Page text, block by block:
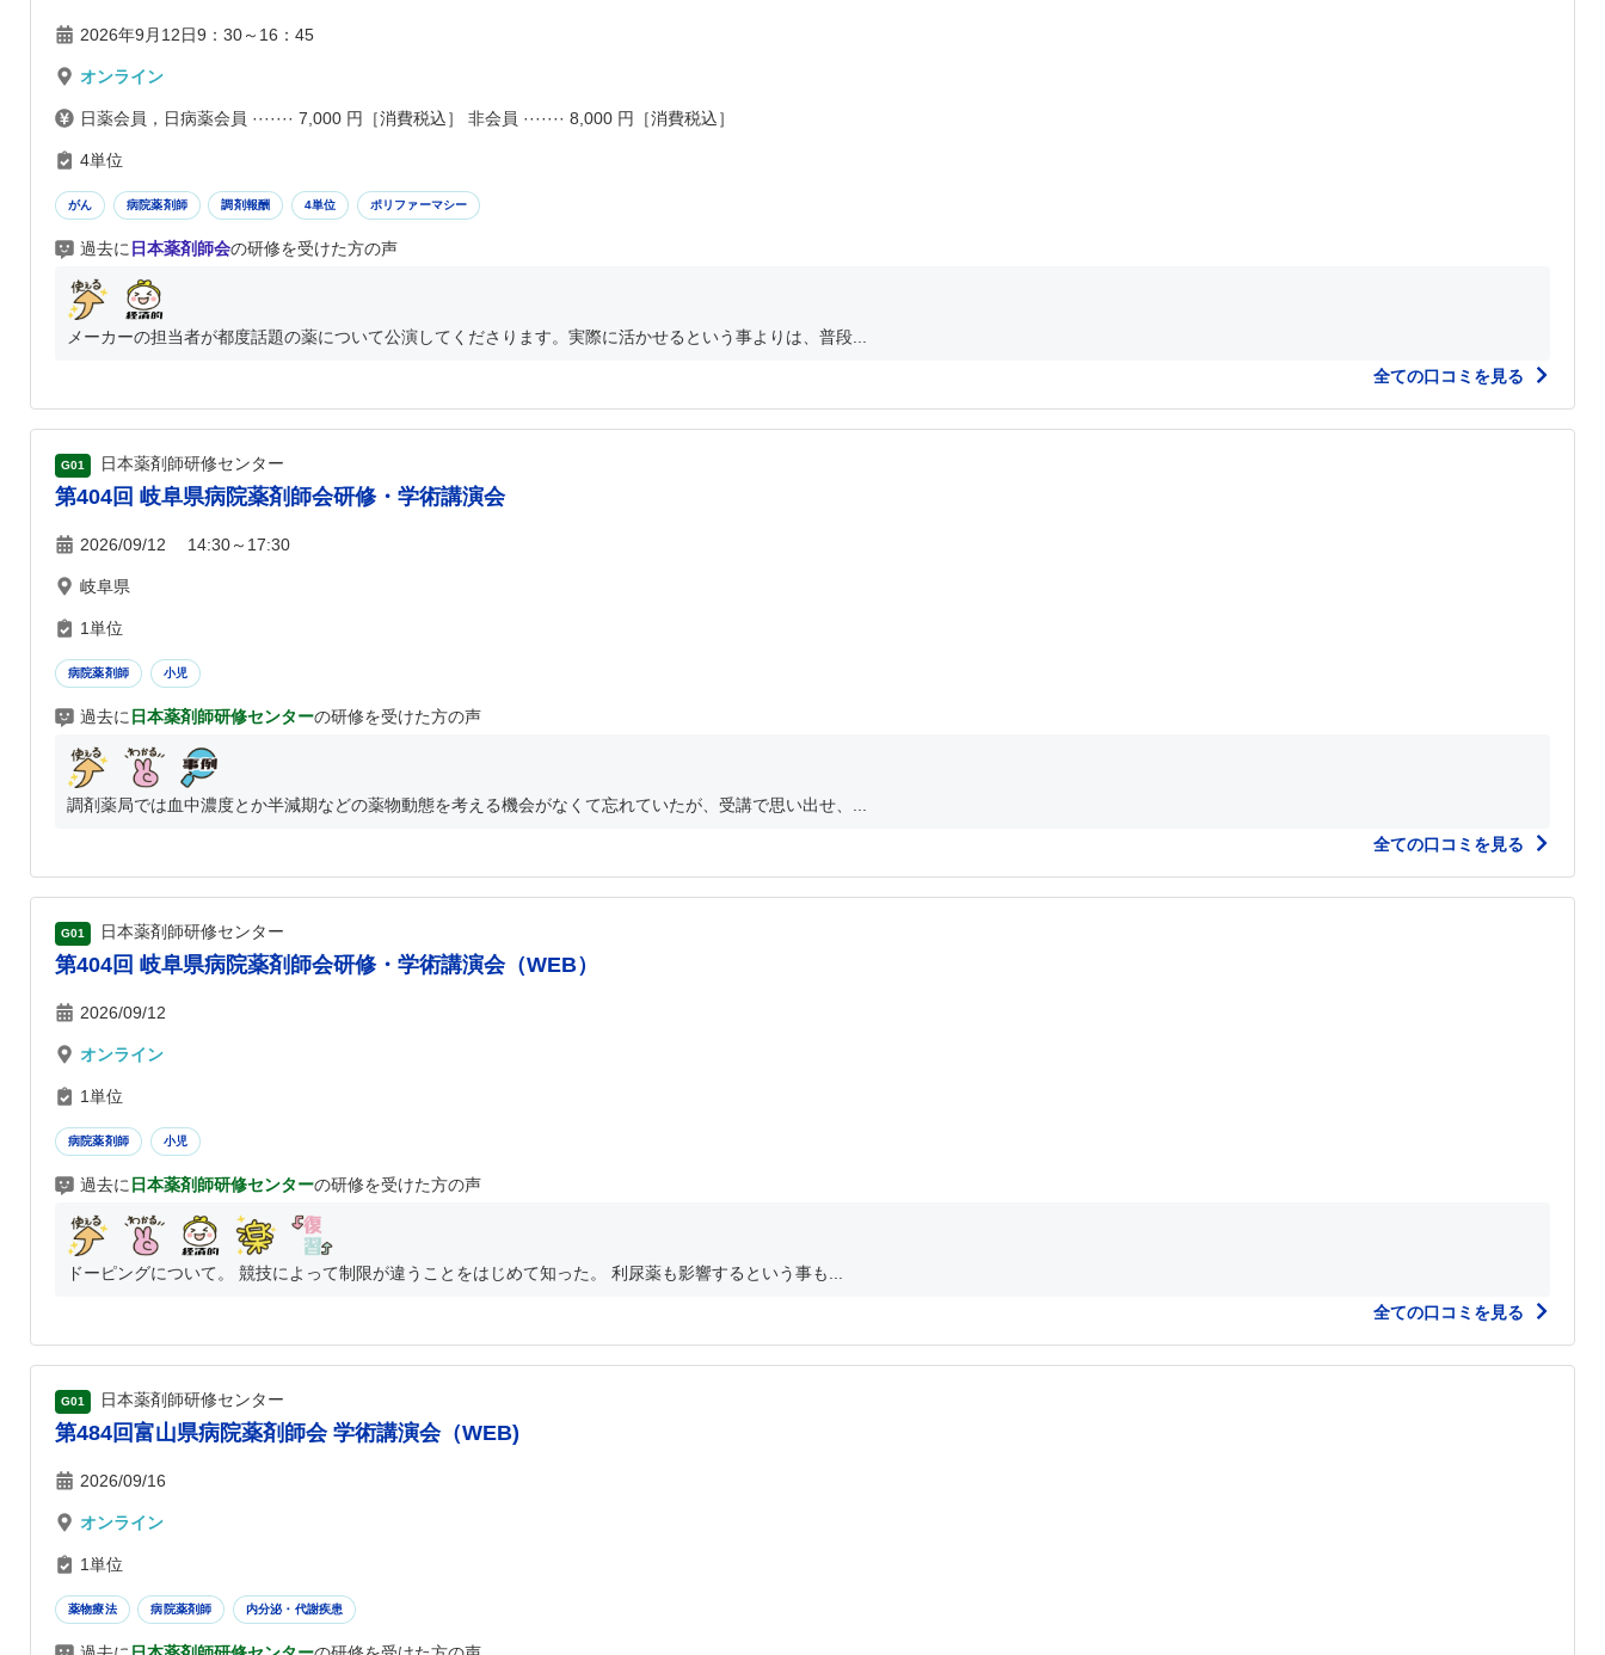
2026年9月12日9：30～16：45
オンライン
日薬会員，日病薬会員 ······· 7,000 円［消費税込］ 非会員 ······· 8,000 円［消費税込］
4単位
がん 病院薬剤師 調剤報酬 4単位 ポリファーマシー
過去に 日本薬剤師会の研修を受けた方の声
メーカーの担当者が都度話題の薬について公演してくださります。実際に活かせるという事よりは、普段...
全ての口コミを見る
G01 日本薬剤師研修センター
第404回 岐阜県病院薬剤師会研修・学術講演会
2026/09/12 14:30～17:30
岐阜県
1単位
病院薬剤師 小児
過去に 日本薬剤師研修センターの研修を受けた方の声
調剤薬局では血中濃度とか半減期などの薬物動態を考える機会がなくて忘れていたが、受講で思い出せ、...
全ての口コミを見る
G01 日本薬剤師研修センター
第404回 岐阜県病院薬剤師会研修・学術講演会（WEB）
2026/09/12
オンライン
1単位
病院薬剤師 小児
過去に 日本薬剤師研修センターの研修を受けた方の声
ドーピングについて。 競技によって制限が違うことをはじめて知った。 利尿薬も影響するという事も...
全ての口コミを見る
G01 日本薬剤師研修センター
第484回富山県病院薬剤師会 学術講演会（WEB)
2026/09/16
オンライン
1単位
薬物療法 病院薬剤師 内分泌・代謝疾患